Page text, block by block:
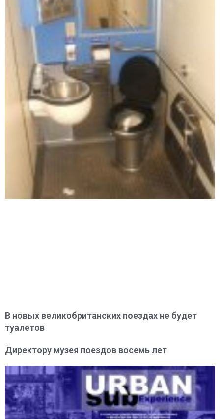
В новых великобританских поездах не будет
туалетов
Директору музея поездов восемь лет